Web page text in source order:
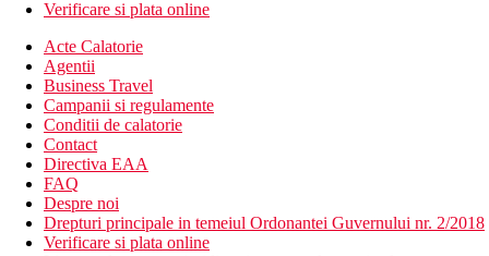
Verificare si plata online
Acte Calatorie
Agentii
Business Travel
Campanii si regulamente
Conditii de calatorie
Contact
Directiva EAA
FAQ
Despre noi
Drepturi principale in temeiul Ordonantei Guvernului nr. 2/2018
Verificare si plata online